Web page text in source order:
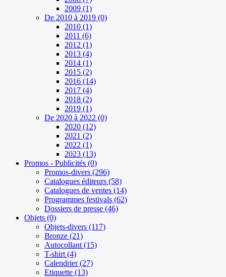
2009 (1)
De 2010 à 2019 (0)
2010 (1)
2011 (6)
2012 (1)
2013 (4)
2014 (1)
2015 (2)
2016 (14)
2017 (4)
2018 (2)
2019 (1)
De 2020 à 2022 (0)
2020 (12)
2021 (2)
2022 (1)
2023 (13)
Promos - Publicités (0)
Promos-divers (296)
Catalogues éditeurs (58)
Catalogues de ventes (14)
Programmes festivals (62)
Dossiers de presse (46)
Objets (0)
Objets-divers (117)
Bronze (21)
Autocollant (15)
T-shirt (4)
Calendrier(27)
Etiquette (13)